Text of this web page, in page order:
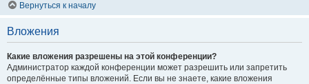
Вернуться к началу
Вложения
Какие вложения разрешены на этой конференции?
Администратор каждой конференции может разрешить или запретить
определённые типы вложений. Если вы не знаете, какие вложения